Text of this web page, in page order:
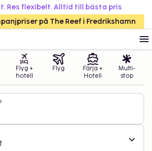
Res flexibelt. Alltid till bästa pris
på The Reef i Fredrikshamn
Flyg +
hotell
Flyg
Färja +
Hotell
Multi-
stop